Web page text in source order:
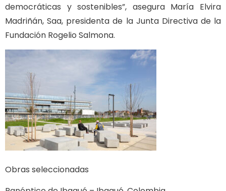
democráticas y sostenibles”, asegura María Elvira
Madriñán, Saa, presidenta de la Junta Directiva de la
Fundación Rogelio Salmona.
Obras seleccionadas